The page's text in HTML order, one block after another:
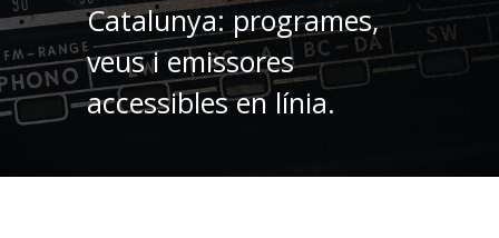
Catalunya: programes,
veus i emissores
accessibles en línia.